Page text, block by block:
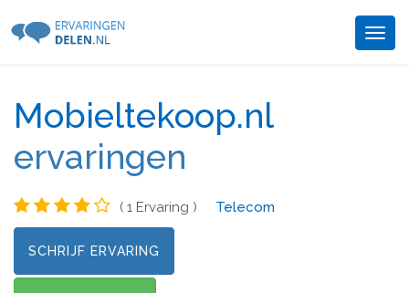
Mobieltekoop.nl
ervaringen
( 1 Ervaring ) Telecom
SCHRIJF ERVARING